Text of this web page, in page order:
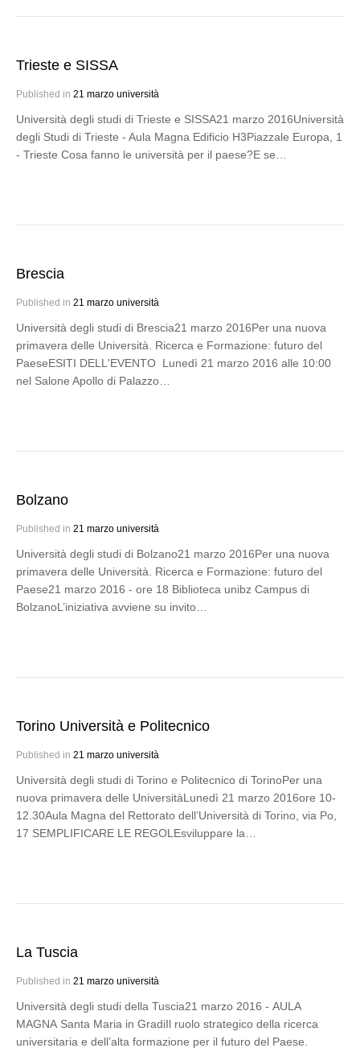
Trieste e SISSA
Published in 21 marzo università
Università degli studi di Trieste e SISSA21 marzo 2016Università
degli Studi di Trieste - Aula Magna Edificio H3Piazzale Europa, 1
- Trieste Cosa fanno le università per il paese?E se…
Brescia
Published in 21 marzo università
Università degli studi di Brescia21 marzo 2016Per una nuova
primavera delle Università. Ricerca e Formazione: futuro del
PaeseESITI DELL'EVENTO Lunedì 21 marzo 2016 alle 10:00
nel Salone Apollo di Palazzo…
Bolzano
Published in 21 marzo università
Università degli studi di Bolzano21 marzo 2016Per una nuova
primavera delle Università. Ricerca e Formazione: futuro del
Paese21 marzo 2016 - ore 18 Biblioteca unibz Campus di
BolzanoL’iniziativa avviene su invito…
Torino Università e Politecnico
Published in 21 marzo università
Università degli studi di Torino e Politecnico di TorinoPer una
nuova primavera delle UniversitàLunedì 21 marzo 2016ore 10-
12.30Aula Magna del Rettorato dell’Università di Torino, via Po,
17 SEMPLIFICARE LE REGOLEsviluppare la…
La Tuscia
Published in 21 marzo università
Università degli studi della Tuscia21 marzo 2016 - AULA
MAGNA Santa Maria in GradiIl ruolo strategico della ricerca
universitaria e dell’alta formazione per il futuro del Paese.